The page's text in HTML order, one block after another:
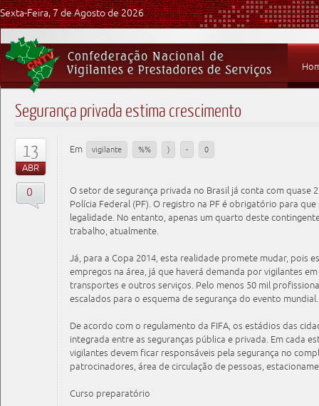
Sexta-Feira, 7 de Agosto de 2026
Segurança privada estima crescimento
13
ABR
0
Em vigilante %% ) - 0
O setor de segurança privada no Brasil já conta com quase
Polícia Federal (PF). O registro na PF é obrigatório para
legalidade. No entanto, apenas um quarto deste
trabalho, atualmente.
Já, para a Copa 2014, esta realidade promete mudar, pois
empregos na área, já que haverá demanda por vigilantes
transportes e outros serviços. Pelo menos 50 mil
escalados para o esquema de segurança do evento mundial.
De acordo com o regulamento da FIFA, os estádios das
integrada entre as seguranças pública e privada. Em cada
vigilantes devem ficar responsáveis pela segurança no
patrocinadores, área de circulação de pessoas,
Curso preparatório